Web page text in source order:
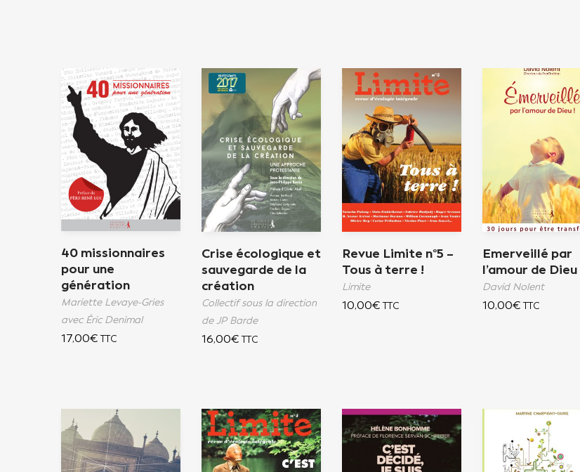
40 missionnaires
pour une
génération
Mariette Levaye-Gries
avec Éric Denimal
17,00€ TTC
Crise écologique et
sauvegarde de la
création
Collectif sous la direction
de JP Barde
16,00€ TTC
Revue Limite n°5 –
Tous à terre !
Limite
10,00€ TTC
Emerveillé par
l’amour de Dieu
David Nolent
10,00€ TTC